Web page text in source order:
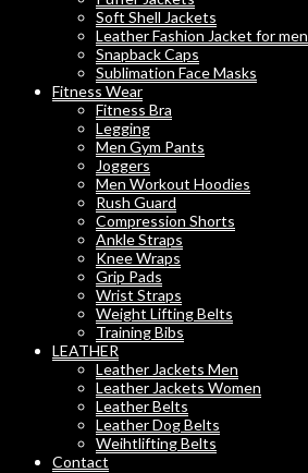
Soft Shell Jackets
Leather Fashion Jacket for men
Snapback Caps
Sublimation Face Masks
Fitness Wear
Fitness Bra
Legging
Men Gym Pants
Joggers
Men Workout Hoodies
Rush Guard
Compression Shorts
Ankle Straps
Knee Wraps
Grip Pads
Wrist Straps
Weight Lifting Belts
Training Bibs
LEATHER
Leather Jackets Men
Leather Jackets Women
Leather Belts
Leather Dog Belts
Weihtlifting Belts
Contact